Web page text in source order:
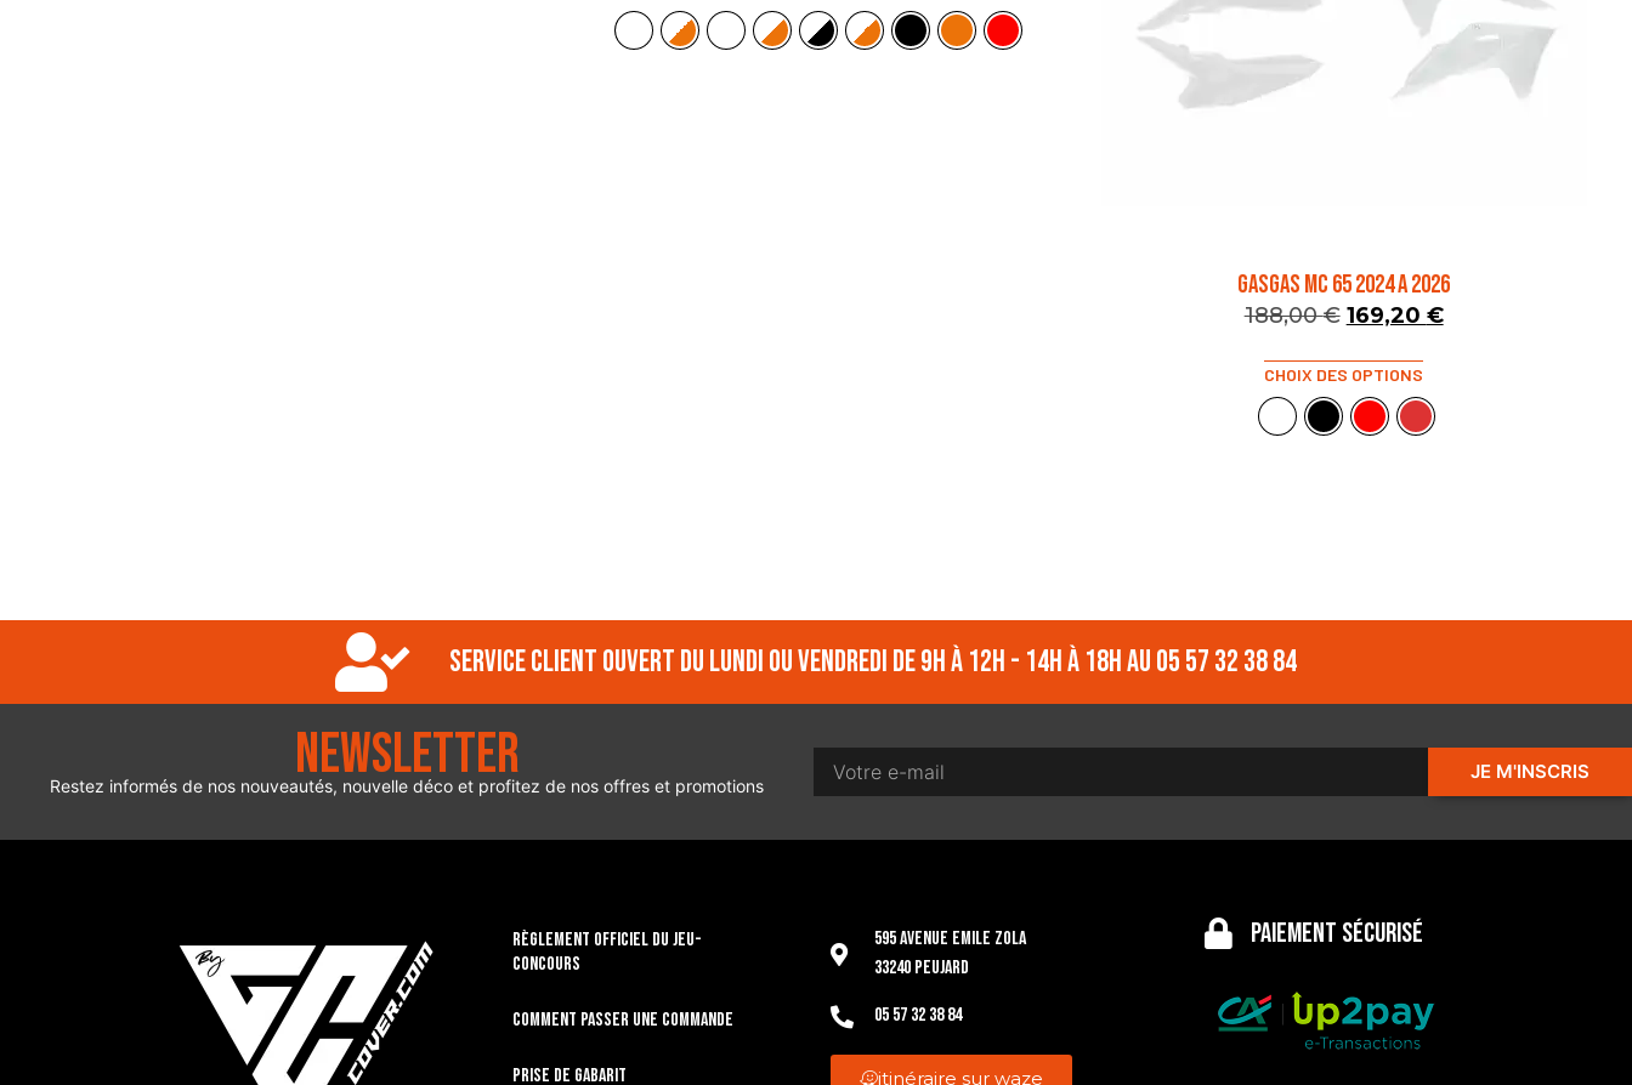
GASGAS MC 65 2024 A 2026
188,00€ 169,20 €
CHOIX DES OPTIONS
Service client ouvert du lundi ou vendredi de 9h à 12h - 14h à 18h au 05 57 32 38 84
Newsletter
Restez informés de nos nouveautés, nouvelle déco et profitez de nos offres et promotions
JE M'INSCRIS
RÈGLEMENT OFFICIEL DU JEU-
CONCOURS
Comment passer une commande
Prise de gabarit
595 Avenue Emile Zola
33240 Peujard
05 57 32 38 84
itinéraire sur waze
Paiement sécurisé